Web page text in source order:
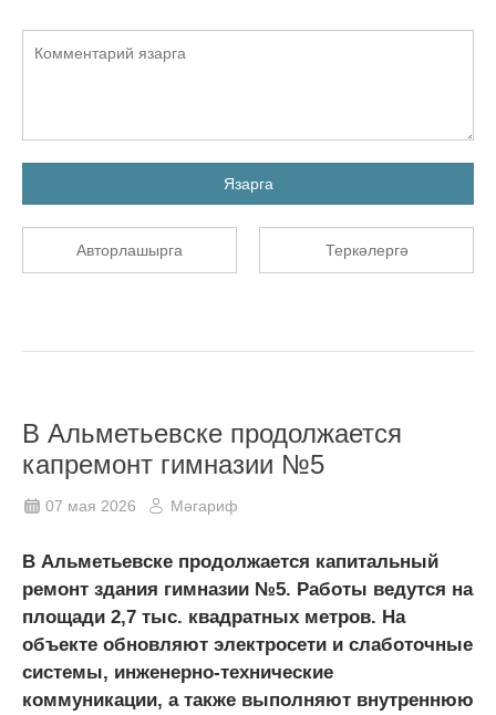
Язарга
Авторлашырга Теркәлергә
В Альметьевске продолжается
капремонт гимназии №5
07 мая 2026 Мәгариф
В Альметьевске продолжается капитальный
ремонт здания гимназии №5. Работы ведутся на
площади 2,7 тыс. квадратных метров. На
объекте обновляют электросети и слаботочные
системы, инженерно-технические
коммуникации, а также выполняют внутреннюю